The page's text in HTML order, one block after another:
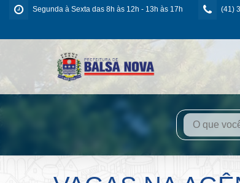
Segunda à Sexta das 8h às 12h - 13h às 17h (41)